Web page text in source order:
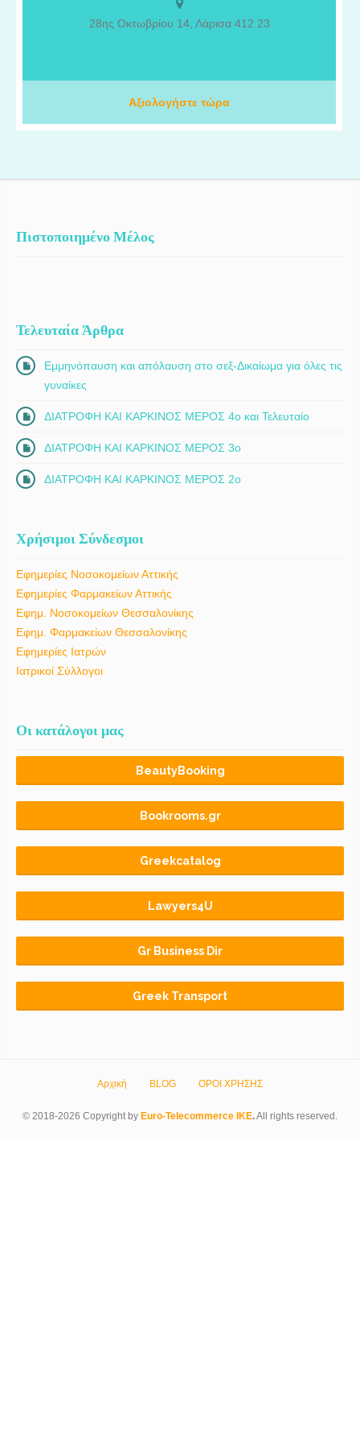
δύο μεγαλύτερα πανεπιστημιακά νοσοκομεία της Ελβετίας, το
απέκτησα εξειδικευμένες γνώσεις και εργάστηκα πάνω στις πιο
προηγμένες ογκολογικές θεραπείες. Στο ΙΑΣΩ Θεσσαλίας,
πραγματοποιούμε εβδομαδιαία ογκολογικά συμβούλια για την
αξιολόγηση και τη βέλτιστη θεραπευτική προσέγγιση κάθε
28ης Οκτωβρίου 14, Λάρισα 412 23
Αξιολογήστε τώρα
Πιστοποιημένο Μέλος
Τελευταία Άρθρα
Εμμηνόπαυση και απόλαυση στο σεξ-Δικαίωμα για όλες τις
γυναίκες
ΔΙΑΤΡΟΦΗ ΚΑΙ ΚΑΡΚΙΝΟΣ ΜΕΡΟΣ 4ο και Τελευταίο
ΔΙΑΤΡΟΦΗ ΚΑΙ ΚΑΡΚΙΝΟΣ ΜΕΡΟΣ 3ο
ΔΙΑΤΡΟΦΗ ΚΑΙ ΚΑΡΚΙΝΟΣ ΜΕΡΟΣ 2ο
Χρήσιμοι Σύνδεσμοι
Εφημερίες Νοσοκομείων Αττικής
Εφημερίες Φαρμακείων Αττικής
Εφημ. Νοσοκομείων Θεσσαλονίκης
Εφημ. Φαρμακείων Θεσσαλονίκης
Εφημερίες Ιατρών
Ιατρικοί Σύλλογοι
Οι κατάλογοι μας
BeautyBooking
Bookrooms.gr
Greekcatalog
Lawyers4U
Gr Business Dir
Greek Transport
Αρχική BLOG ΟΡΟΙ ΧΡΗΣΗΣ
© 2018-2026 Copyright by Euro-Telecommerce IKE.All rights reserved.